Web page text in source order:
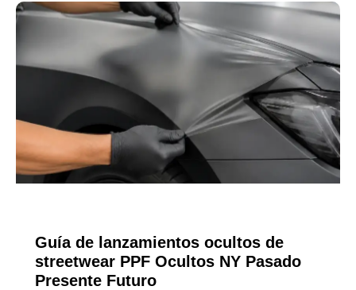
Guía de lanzamientos ocultos de
streetwear PPF Ocultos NY Pasado
Presente Futuro